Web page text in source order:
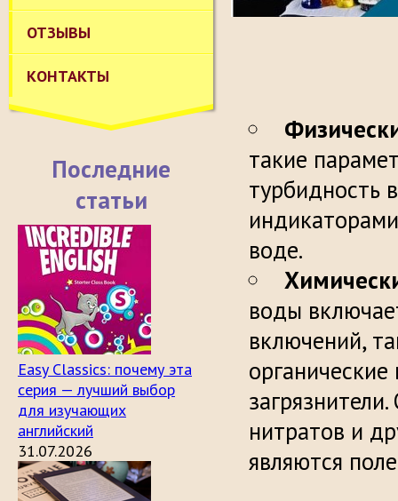
ОТЗЫВЫ
КОНТАКТЫ
Последние
статьи
Easy Classics: почему эта
серия — лучший выбор
для изучающих
английский
31.07.2026
такие
турбидность
воды
включений,
нитратов и
являются